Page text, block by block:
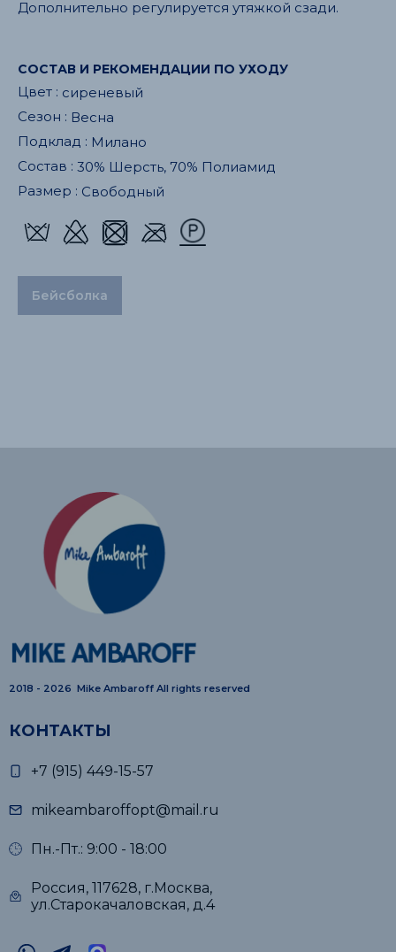
Дополнительно регулируется утяжкой сзади.
СОСТАВ И РЕКОМЕНДАЦИИ ПО УХОДУ
Цвет : сиреневый
Сезон : Весна
Подклад : Милано
Состав : 30% Шерсть, 70% Полиамид
Размер : Свободный
Бейсболка
2018 - 2026 Mike Ambaroff All rights reserved
КОНТАКТЫ
+7 (915) 449-15-57
mikeambaroffopt@mail.ru
Пн.-Пт.: 9:00 - 18:00
Россия, 117628, г.Москва,
ул.Старокачаловская, д.4